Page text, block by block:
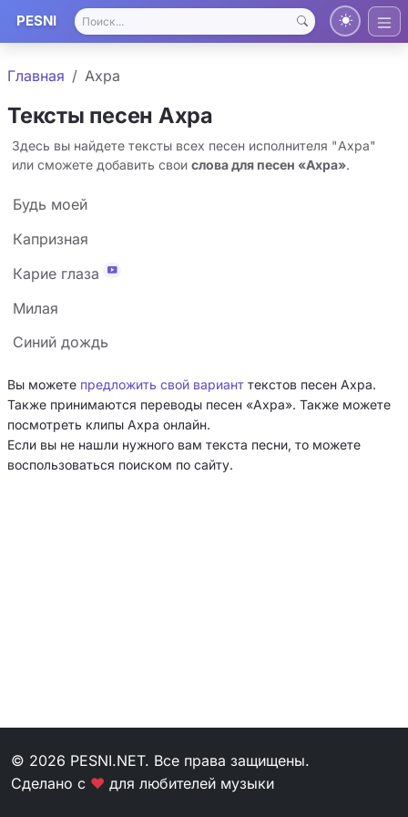
PESNI
Главная Ахра
Тексты песен Ахра
Здесь вы найдете тексты всех песен исполнителя "Ахра"
или сможете добавить свои слова для песен «Ахра».
Будь моей
Капризная
Карие глаза
Милая
Синий дождь
Вы можете предложить свой вариант текстов песен Ахра.
Также принимаются переводы песен «Ахра». Также можете
посмотреть клипы Ахра онлайн.
Если вы не нашли нужного вам текста песни, то можете
воспользоваться поиском по сайту.
© 2026 PESNI.NET. Все права защищены.
Сделано с ❤ для любителей музыки